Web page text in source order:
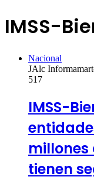
IMSS-
Nacional
JAlc Informa
517
IMSS-
millones
tienen